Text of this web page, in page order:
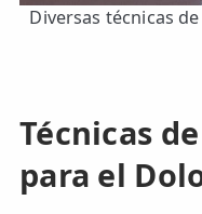
Diversas técnicas
Técnicas
para el